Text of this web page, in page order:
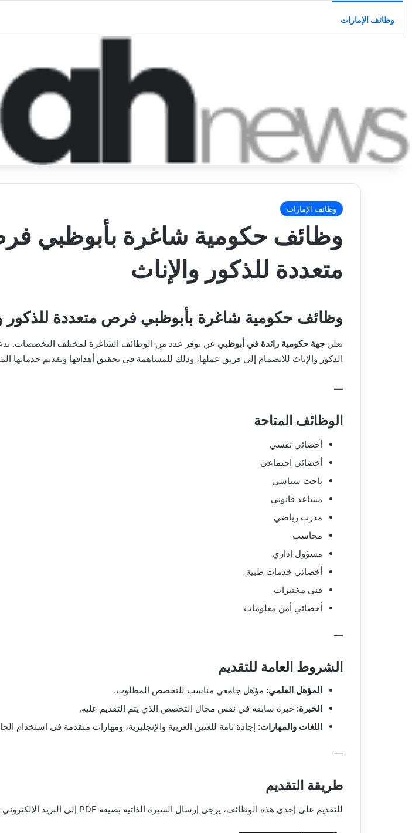
وظائف الإمارات
وظائف الإمارات
وظائف حكومية شاغرة بأبوظبي
متعددة للذكور والإناث
وظائف حكومية شاغرة بأبوظبي فرص متعددة للذكور
تعلن جهة حكومية رائدة في أبوظبي عن توفر عدد من الوظائف الشاغرة لمختلف التخصصات.
الذكور والإناث للانضمام إلى فريق عملها، وذلك للمساهمة في تحقيق أهدافها وتقديم خدماتها
—
الوظائف المتاحة
أخصائي نفسي
أخصائي اجتماعي
باحث سياسي
مساعد قانوني
مدرب رياضي
محاسب
مسؤول إداري
أخصائي خدمات طبية
فني مختبرات
أخصائي أمن معلومات
—
الشروط العامة للتقديم
المؤهل العلمي: مؤهل جامعي مناسب للتخصص المطلوب.
الخبرة: خبرة سابقة في نفس مجال التخصص الذي يتم التقديم عليه.
اللغات والمهارات: إجادة تامة للغتين العربية والإنجليزية، ومهارات متقدمة في استخدام
—
طريقة التقديم
للتقديم على إحدى هذه الوظائف، يرجى إرسال السيرة الذاتية بصيغة PDF إلى البريد الإلكتروني التالي: